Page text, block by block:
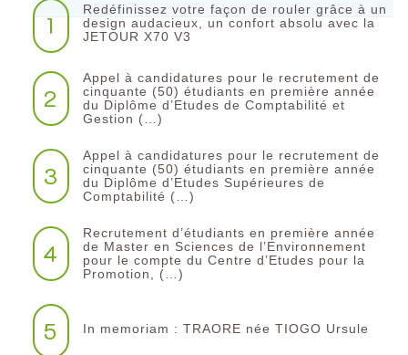
1
Redéfinissez votre façon de rouler grâce à un
design audacieux, un confort absolu avec la
JETOUR X70 V3
2
Appel à candidatures pour le recrutement de
cinquante (50) étudiants en première année
du Diplôme d’Etudes de Comptabilité et
Gestion (…)
3
Appel à candidatures pour le recrutement de
cinquante (50) étudiants en première année
du Diplôme d’Etudes Supérieures de
Comptabilité (…)
4
Recrutement d’étudiants en première année
de Master en Sciences de l’Environnement
pour le compte du Centre d’Etudes pour la
Promotion, (…)
5 In memoriam : TRAORE née TIOGO Ursule